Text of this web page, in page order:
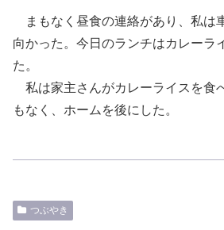
まもなく昼食の連絡があり、私は
向かった。今日のランチはカレーラ
た。
私は家主さんがカレーライスを食
もなく、ホームを後にした。
つぶやき